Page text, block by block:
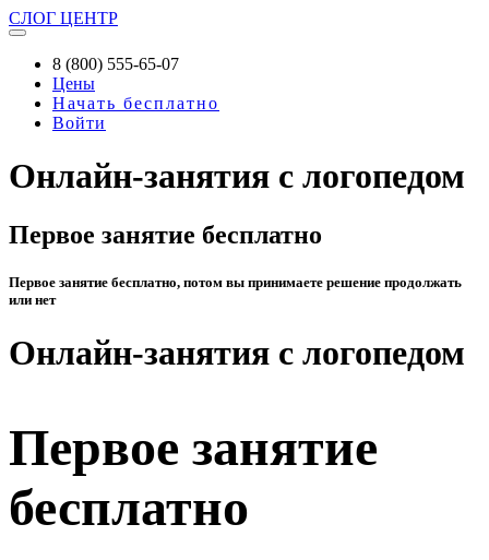
СЛОГ ЦЕНТР
8 (800) 555-65-07
Цены
Начать бесплатно
Войти
Онлайн-занятия с логопедом
Первое занятие бесплатно
Первое занятие бесплатно, потом вы принимаете решение продолжать
или нет
Онлайн-занятия с логопедом
Первое занятие
бесплатно